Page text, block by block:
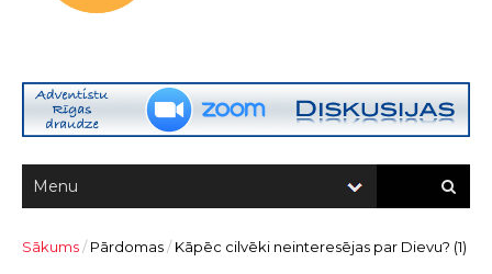
Sākums/ Pārdomas/ Kāpēc cilvēki neinteresējas par Dievu? (1)